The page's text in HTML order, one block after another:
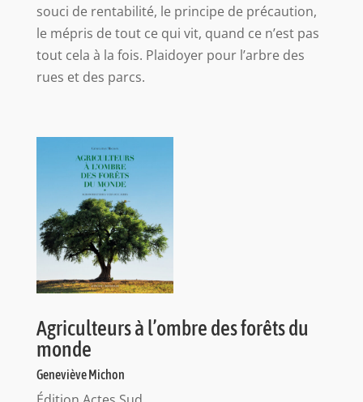
souci de rentabilité, le principe de précaution,
le mépris de tout ce qui vit, quand ce n’est pas
tout cela à la fois. Plaidoyer pour l’arbre des
rues et des parcs.
Agriculteurs à l’ombre des forêts du
monde
Geneviève Michon